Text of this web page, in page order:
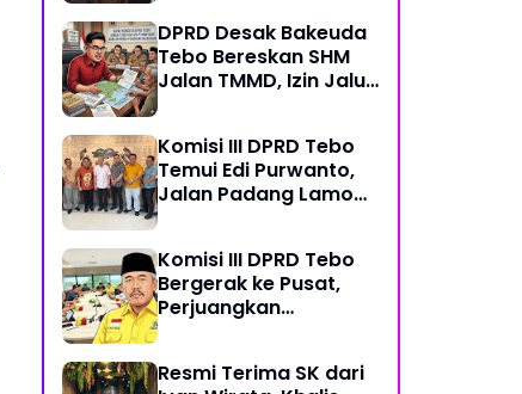
Perintis
DPRD Desak Bakeuda
Tebo Bereskan SHM
Jalan TMMD, Izin Jalur
Komisi III DPRD Tebo
Temui Edi Purwanto,
Jalan Padang Lamo
Komisi III DPRD Tebo
Bergerak ke Pusat,
Perjuangkan
Resmi Terima SK dari